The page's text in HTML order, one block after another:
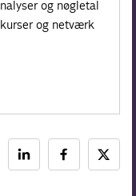
og nøgletal
og netværk